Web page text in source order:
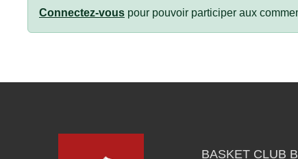
Connectez-vous pour pouvoir participer aux
BASKET CLUB